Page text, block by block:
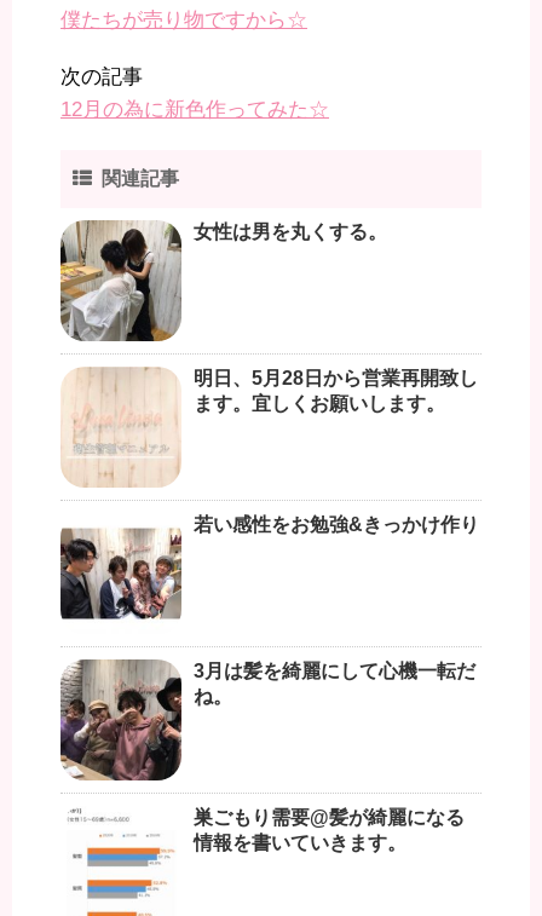
僕たちが売り物ですから☆
次の記事
12月の為に新色作ってみた☆
関連記事
女性は男を丸くする。
明日、5月28日から営業再開致し
ます。宜しくお願いします。
若い感性をお勉強&きっかけ作り
3月は髪を綺麗にして心機一転だ
ね。
巣ごもり需要@髪が綺麗になる
情報を書いていきます。